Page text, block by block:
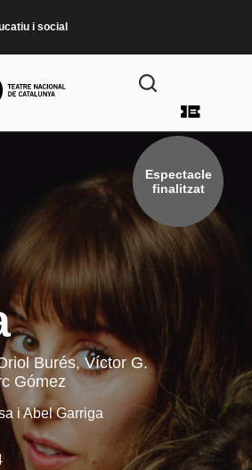
i social
Menú
Espectacle
finalitzat
Burés, Víctor G.
Gómez
i Abel Garriga